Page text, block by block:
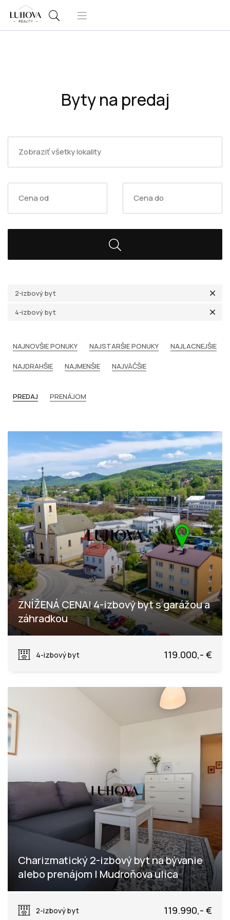
Byty na predaj
2-izbový byt
4-izbový byt
NAJNOVŠIE PONUKY NAJSTARŠIE PONUKY NAJLACNEJŠIE
NAJDRAHŠIE NAJMENŠIE NAJVÄČŠIE
PREDAJ PRENÁJOM
ZNÍŽENÁ CENA! 4-izbový byt s garážou a
záhradkou
4-izbový byt
119.000,- €
Charizmatický 2-izbový byt na bývanie
alebo prenájom | Mudroňova ulica
2-izbový byt
119.990,- €